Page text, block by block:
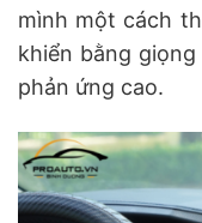
mình một cách
khiển bằng
phản ứng cao.